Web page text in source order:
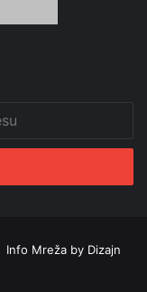
Info Mreža by Dizajn